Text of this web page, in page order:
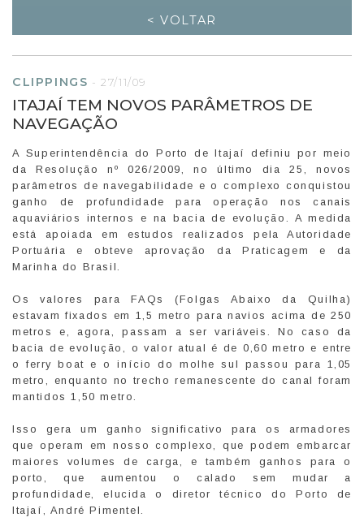
< VOLTAR
CLIPPINGS - 27/11/09
ITAJAÍ TEM NOVOS PARÂMETROS DE
NAVEGAÇÃO
A Superintendência do Porto de Itajaí definiu por meio
da Resolução nº 026/2009, no último dia 25, novos
parâmetros de navegabilidade e o complexo conquistou
ganho de profundidade para operação nos canais
aquaviários internos e na bacia de evolução. A medida
está apoiada em estudos realizados pela Autoridade
Portuária e obteve aprovação da Praticagem e da
Marinha do Brasil.
Os valores para FAQs (Folgas Abaixo da Quilha)
estavam fixados em 1,5 metro para navios acima de 250
metros e, agora, passam a ser variáveis. No caso da
bacia de evolução, o valor atual é de 0,60 metro e entre
o ferry boat e o início do molhe sul passou para 1,05
metro, enquanto no trecho remanescente do canal foram
mantidos 1,50 metro.
Isso gera um ganho significativo para os armadores
que operam em nosso complexo, que podem embarcar
maiores volumes de carga, e também ganhos para o
porto, que aumentou o calado sem mudar a
profundidade, elucida o diretor técnico do Porto de
Itajaí, André Pimentel.